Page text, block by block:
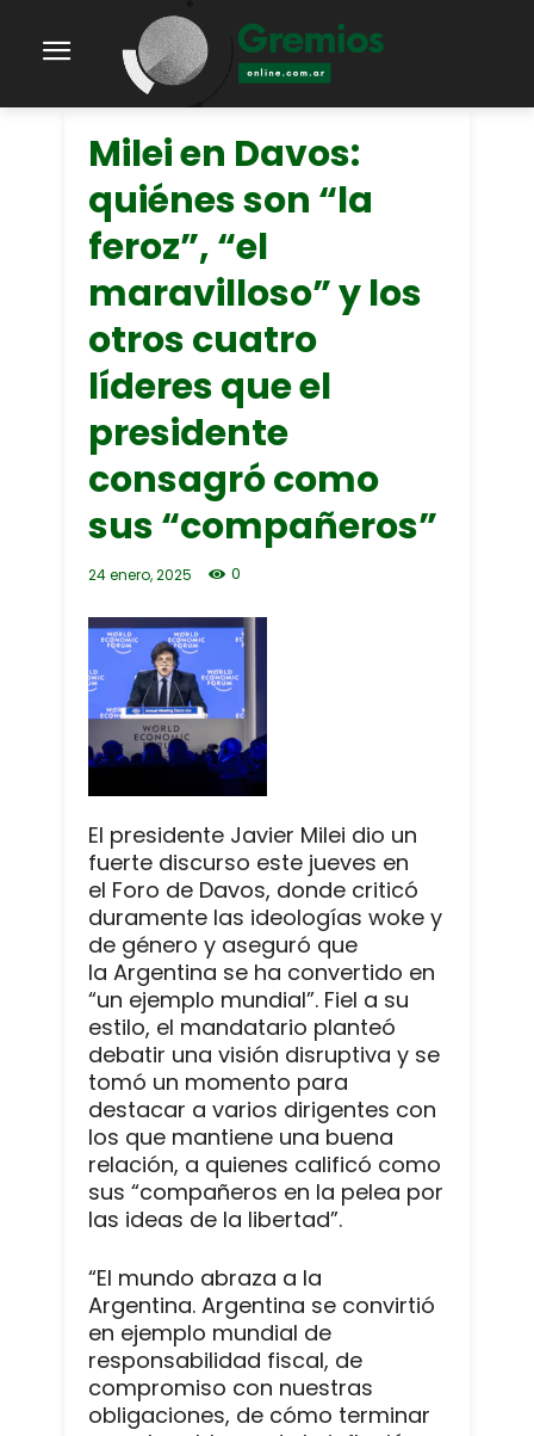
Milei en Davos:
quiénes son “la
feroz”, “el
maravilloso” y los
otros cuatro
líderes que el
presidente
consagró como
sus “compañeros”
24 enero, 2025 0
El presidente Javier Milei dio un
fuerte discurso este jueves en
el Foro de Davos, donde criticó
duramente las ideologías woke y
de género y aseguró que
la Argentina se ha convertido en
“un ejemplo mundial”. Fiel a su
estilo, el mandatario planteó
debatir una visión disruptiva y se
tomó un momento para
destacar a varios dirigentes con
los que mantiene una buena
relación, a quienes calificó como
sus “compañeros en la pelea por
las ideas de la libertad”.
“El mundo abraza a la
Argentina. Argentina se convirtió
en ejemplo mundial de
responsabilidad fiscal, de
compromiso con nuestras
obligaciones, de cómo terminar